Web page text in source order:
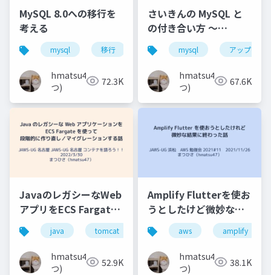
MySQL 8.0への移行を
考える
mysql 移行 バージョンアップ 中国地方
hmatsu47(ま
つ)
72.3K
さいきんの MySQL と
の付き合い方 〜
MySQL 8.0 より後の世
界へようこそ 〜
mysql アップグレ
hmatsu47(ま
つ)
67.6K
JavaのレガシーなWeb
アプリをECS Fargate
を使って段階的に作り
直し／マイグレーショ
ンする話
java tomcat aws jaws-ug
hmatsu47(ま
つ)
52.9K
Amplify Flutterを使お
うとしたけど微妙な結
果に終わった話
aws amplify
hmatsu47(ま
つ)
38.1K